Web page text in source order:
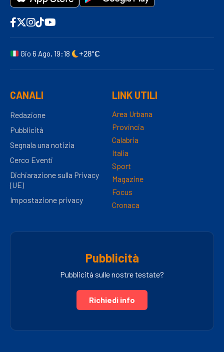
Gio 6 Ago, 19:18 +28°C
CANALI
Redazione
Pubblicità
Segnala una notizia
Cerco Eventi
Dichiarazione sulla Privacy
(UE)
Impostazione privacy
LINK UTILI
Area Urbana
Provincia
Calabria
Italia
Sport
Magazine
Focus
Cronaca
Pubblicità
Pubblicità sulle nostre testate?
Richiedi info